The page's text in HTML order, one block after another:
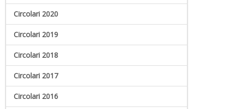
Circolari 2020
Circolari 2019
Circolari 2018
Circolari 2017
Circolari 2016